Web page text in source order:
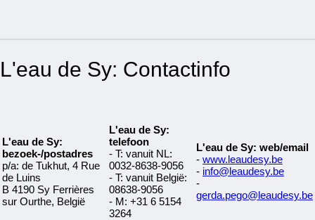
L'eau de Sy: Contactinfo
L'eau de Sy:
bezoek-/postadres
p/a: de Tukhut, 4 Rue
de Luins
B 4190 Sy Ferrières
sur Ourthe, België
L'eau de Sy:
telefoon
- T: vanuit NL:
0032-8638-9056
- T: vanuit België:
08638-9056
- M: +31 6 5154
3264
L'eau de Sy: web/email
- www.leaudesy.be
- info@leaudesy.be
-
gerda.pego@leaudesy.be